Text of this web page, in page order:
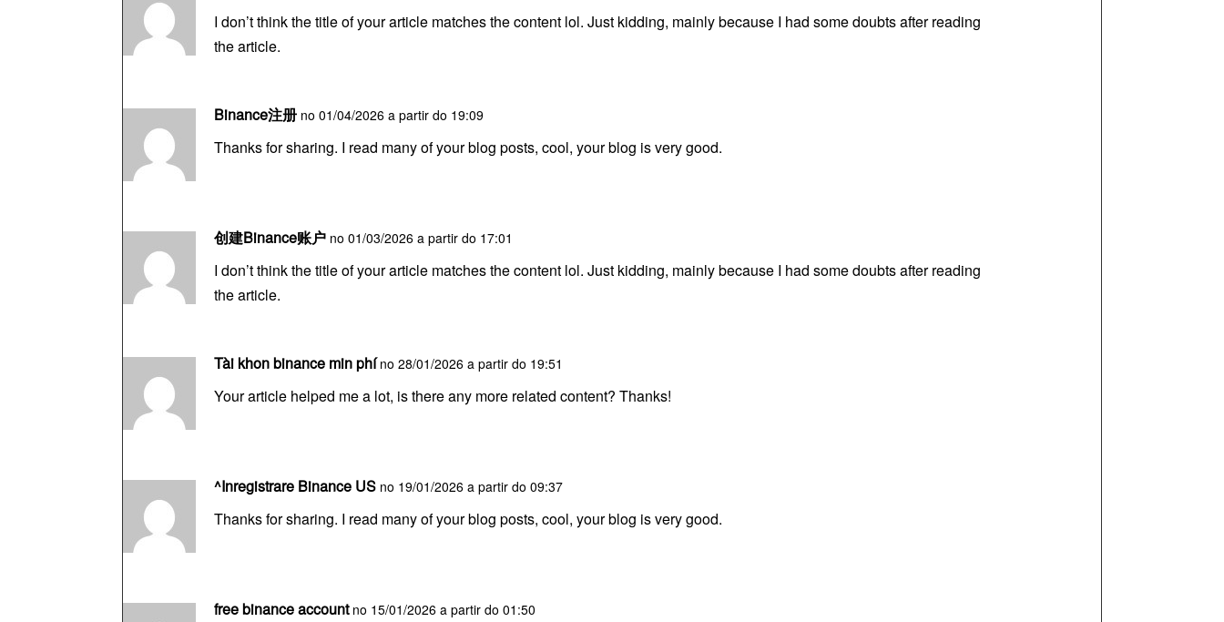
I don’t think the title of your article matches the content lol. Just kidding, mainly because I had some doubts after reading
the article.
Binance注册 no 01/04/2026 a partir do 19:09
Thanks for sharing. I read many of your blog posts, cool, your blog is very good.
创建Binance账户 no 01/03/2026 a partir do 17:01
I don’t think the title of your article matches the content lol. Just kidding, mainly because I had some doubts after reading
the article.
Tài khon binance min phí no 28/01/2026 a partir do 19:51
Your article helped me a lot, is there any more related content? Thanks!
^Inregistrare Binance US no 19/01/2026 a partir do 09:37
Thanks for sharing. I read many of your blog posts, cool, your blog is very good.
free binance account no 15/01/2026 a partir do 01:50